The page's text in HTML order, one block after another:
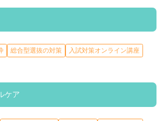
総合型選抜の対策
入試対策オンライン講座
ケア